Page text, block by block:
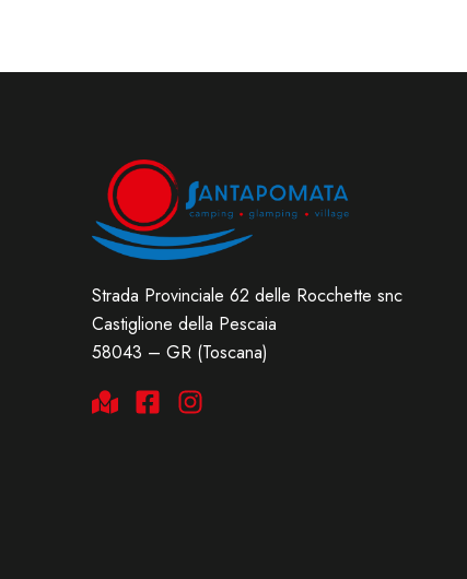
Strada Provinciale 62 delle Rocchette snc
Castiglione della Pescaia
58043 – GR (Toscana)